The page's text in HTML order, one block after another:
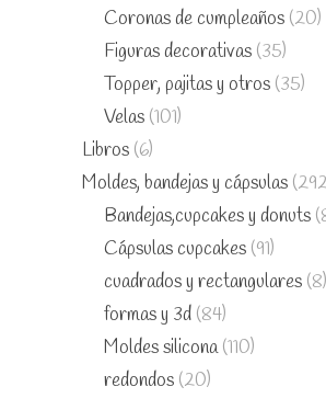
Coronas de cumpleaños (20)
Figuras decorativas (35)
Topper, pajitas y otros (35)
Velas (101)
Libros (6)
Moldes, bandejas y cápsulas
Bandejas,cupcakes y donuts
Cápsulas cupcakes (91)
cuadrados y rectangulares (8)
formas y 3d (84)
Moldes silicona (110)
redondos (20)